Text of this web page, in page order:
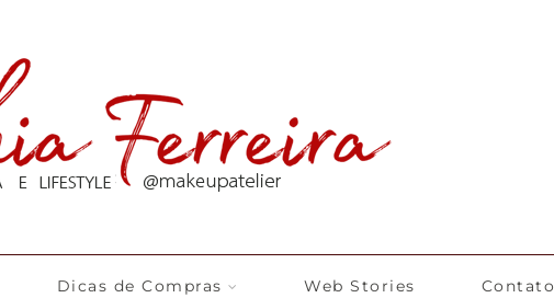
Dicas de Compras Web Stories Contato